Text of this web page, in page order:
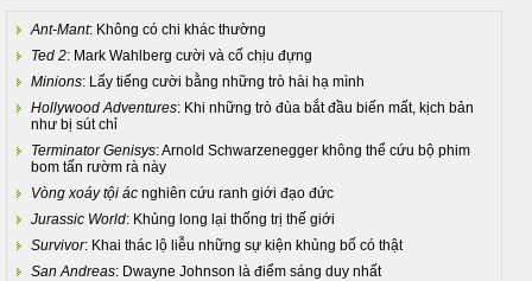
Ant-Mant: Không có chi khác thường
Ted 2: Mark Wahlberg cười và cố chịu đựng
Minions: Lấy tiếng cười bằng những trò hài hạ mình
Hollywood Adventures: Khi những trò đùa bắt đầu biến mất, kịch bản
như bị sút chỉ
Terminator Genisys: Arnold Schwarzenegger không thể cứu bộ phim
bom tấn rườm rà này
Vòng xoáy tội ác nghiên cứu ranh giới đạo đức
Jurassic World: Khủng long lại thống trị thế giới
Survivor: Khai thác lộ liễu những sự kiện khủng bố có thật
San Andreas: Dwayne Johnson là điểm sáng duy nhất